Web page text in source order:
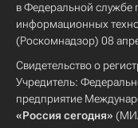
в Федеральной службе
информационных
(Роскомнадзор) 08
Свидетельство о
Учредитель:
предприятие
«Россия сегодня»